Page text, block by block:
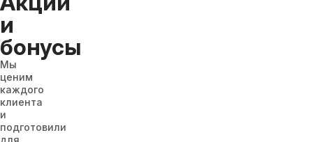
и
бонусы
Мы
ценим
каждого
клиента
и
подготовили
для